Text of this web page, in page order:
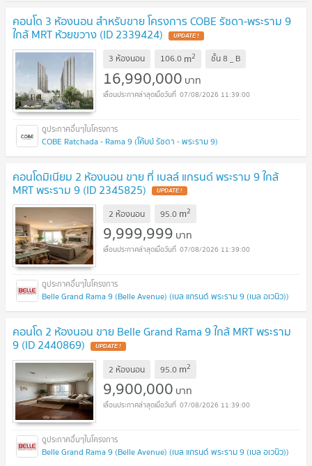
คอนโด 3 ห้องนอน สำหรับขาย โครงการ COBE รัชดา-พระราม 9
ใกล้ MRT ห้วยขวาง (ID 2339424) UPDATE !
3 ห้องนอน 106.0 m2 ชั้น8 _ B
16,990,000 บาท
07/08/2026 11:39:00
COBE Ratchada - Rama 9 (โค้บบ์ รัชดา - พระราม 9)
คอนโดมิเนียม 2 ห้องนอน ขาย ที่ เบลล์ แกรนด์ พระราม 9 ใกล้
MRT พระราม 9 (ID 2345825) UPDATE !
2 ห้องนอน 95.0 m2
9,999,999 บาท
07/08/2026 11:39:00
Belle Grand Rama 9 (Belle Avenue) (เบล แกรนด์ พระราม 9 (เบล อเวนิว))
คอนโด 2 ห้องนอน ขาย Belle Grand Rama 9 ใกล้ MRT พระราม
9 (ID 2440869) UPDATE !
2 ห้องนอน 95.0 m2
9,900,000 บาท
07/08/2026 11:39:00
Belle Grand Rama 9 (Belle Avenue) (เบล แกรนด์ พระราม 9 (เบล อเวนิว))